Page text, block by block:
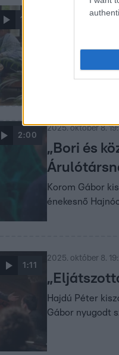
1:23
2025. október 9.
Veiszer
Veiszer Alinda
döbbenten
2:00
2025. október 8.
„Bori és
Korom Gábor
énekesnő
1:11
2025. október 8.
Hajdú Péter
Gábor nyugodt